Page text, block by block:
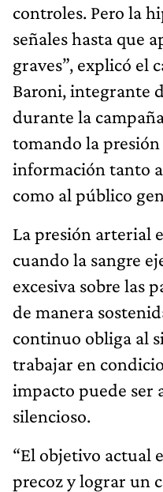
controles. Pero la
señales hasta que
graves”, explicó el
Baroni, integrante
durante la
tomando la
información tanto
como al público
La presión arterial
cuando la sangre
excesiva sobre las
de manera
continuo obliga al
trabajar en
impacto puede ser
silencioso.
“El objetivo actual
precoz y lograr un